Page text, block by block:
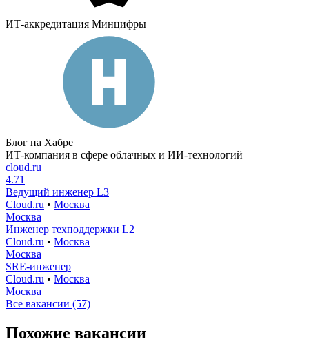
ИТ-аккредитация Минцифры
Блог на Хабре
ИТ-компания в сфере облачных и ИИ-технологий
cloud.ru
4.71
Ведущий инженер L3
Cloud.ru • Москва
Москва
Инженер техподдержки L2
Cloud.ru • Москва
Москва
SRE-инженер
Cloud.ru • Москва
Москва
Все вакансии (57)
Похожие вакансии